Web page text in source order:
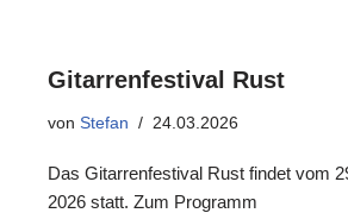
Gitarrenfestival Rust
von Stefan 24.03.2026
Das Gitarrenfestival Rust findet vom
2026 statt. Zum Programm